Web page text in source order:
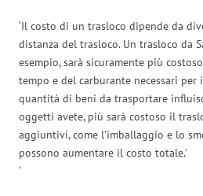
‘Il costo di un trasloco dipende da
distanza del trasloco. Un trasloco da
esempio, sarà sicuramente più
tempo e del carburante necessari
quantità di beni da trasportare
oggetti avete, più sarà costoso il
aggiuntivi, come l’imballaggio e lo
possono aumentare il costo totale.’
‘